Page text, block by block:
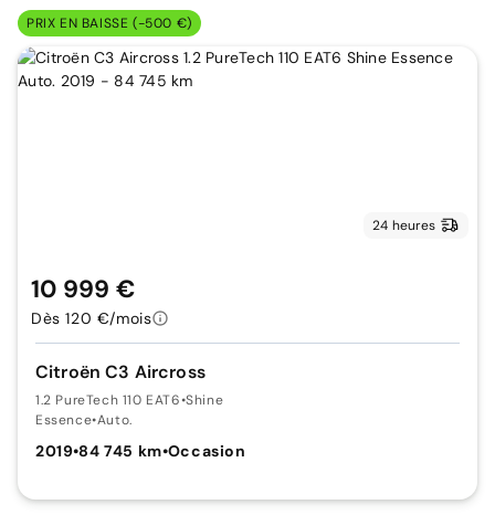
PRIX EN BAISSE (-500 €)
24 heures
Citroën C3 Aircross
1.2 PureTech 110 EAT6•Shine
Essence•Auto.
2019•84 745 km•Occasion
10 999 €
Dès 120 €/mois